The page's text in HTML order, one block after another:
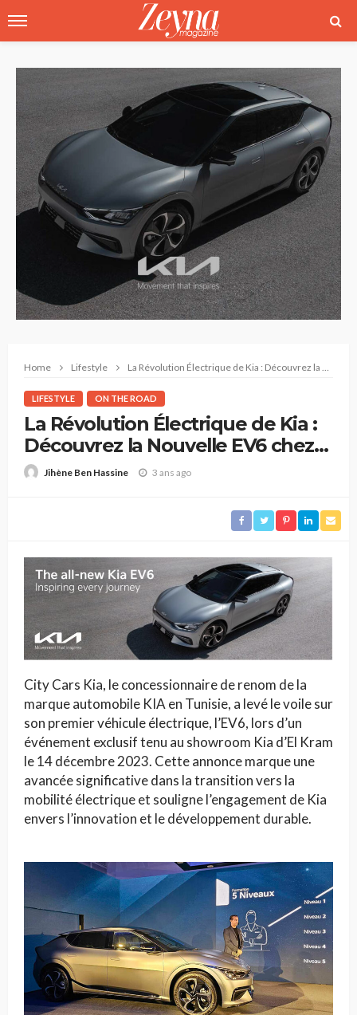
Home Lifestyle La Révolution Électrique de Kia : Découvrez la Nouvelle EV6 chez City Cars
LIFESTYLE ON THE ROAD
La Révolution Électrique de Kia :
Découvrez la Nouvelle EV6 chez
City Cars
Jihène Ben Hassine 3 ans ago
City Cars Kia, le concessionnaire de renom de la
marque automobile KIA en Tunisie, a levé le voile sur
son premier véhicule électrique, l’EV6, lors d’un
événement exclusif tenu au showroom Kia d’El Kram
le 14 décembre 2023. Cette annonce marque une
avancée significative dans la transition vers la
mobilité électrique et souligne l’engagement de Kia
envers l’innovation et le développement durable.